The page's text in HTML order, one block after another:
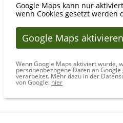
Google Maps kann nur
wenn Cookies gesetzt werden
Google Maps aktivieren
Wenn Google Maps aktiviert wurde,
personenbezogene Daten an
verarbeitet. Mehr dazu in der
von Google: hier